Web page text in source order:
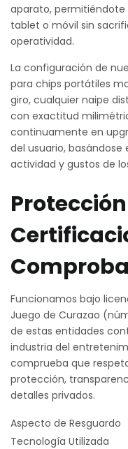
aparato,
tablet o móvil sin
operatividad.
La configuración de
para chips portátiles
giro, cualquier naipe
con exactitud
continuamente en
del usuario,
actividad y gustos de
Funcionamos bajo
Juego de Curazao
de estas entidades
industria del
comprueba que
protección,
detalles privados.
Aspecto de Resguardo
Tecnología Utilizada